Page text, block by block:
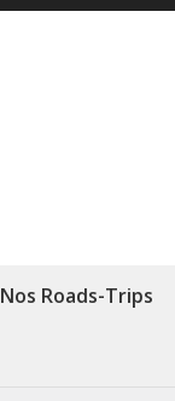
Nos Roads-Trips